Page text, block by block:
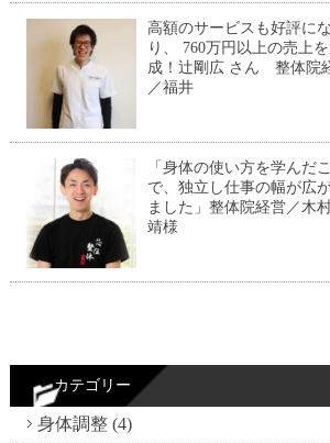
高額のサービスも好評にな
り、 760万円以上の売上
成！辻剛広 さん 整体院
／福井
「身体の使い方を学んだ
で、独立し仕事の幅が広
ました」整体院経営／木
靖様
カテゴリー
身体調整 (4)